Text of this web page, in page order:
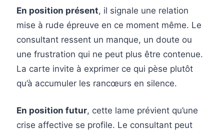
En position présent, il signale une relation
mise à rude épreuve en ce moment même. Le
consultant ressent un manque, un doute ou
une frustration qui ne peut plus être contenue.
La carte invite à exprimer ce qui pèse plutôt
qu’à accumuler les rancœurs en silence.
En position futur, cette lame prévient qu’une
crise affective se profile. Le consultant peut